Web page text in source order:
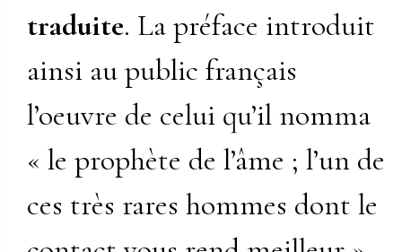
traduite. La préface introduit
ainsi au public français
l’oeuvre de celui qu’il nomma
« le prophète de l’âme ; l’un de
ces très rares hommes dont le